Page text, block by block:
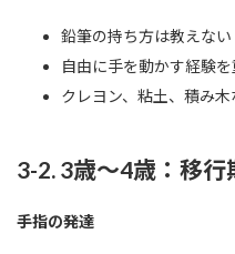
鉛筆の持ち方は教えない
自由に手を動かす経験
クレヨン、粘土、積み
3-2. 3歳〜4歳：移行
手指の発達